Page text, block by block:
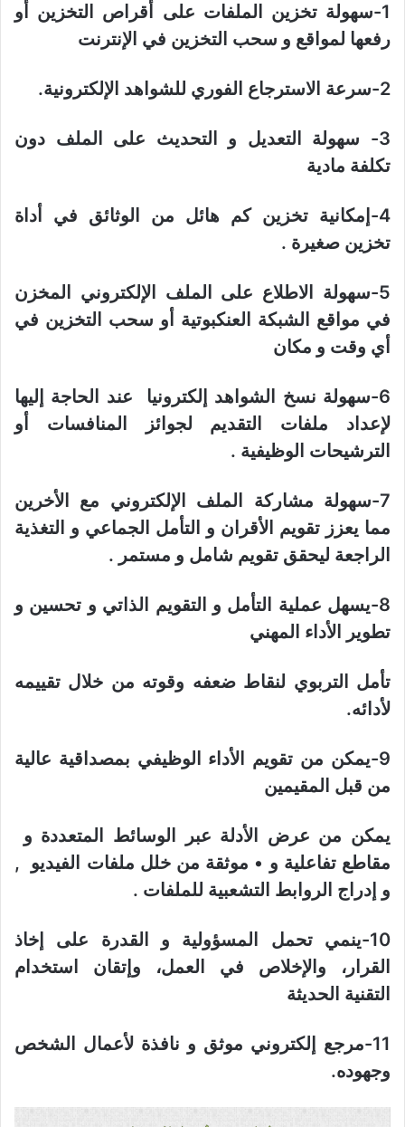
1-سهولة تخزين الملفات على أقراص التخزين أو
رفعها لمواقع و سحب التخزين في الإنترنت
2-سرعة الاسترجاع الفوري للشواهد الإلكترونية.
3- سهولة التعديل و التحديث على الملف دون
تكلفة مادية
4-إمكانية تخزين كم هائل من الوثائق في أداة
تخزين صغيرة .
5-سهولة الاطلاع على الملف الإلكتروني المخزن
في مواقع الشبكة العنكبوتية أو سحب التخزين في
أي وقت و مكان
6-سهولة نسخ الشواهد إلكترونيا عند الحاجة إليها
لإعداد ملفات التقديم لجوائز المنافسات أو
الترشيحات الوظيفية .
7-سهولة مشاركة الملف الإلكتروني مع الأخرين
مما يعزز تقويم الأقران و التأمل الجماعي و التغذية
الراجعة ليحقق تقويم شامل و مستمر .
8-يسهل عملية التأمل و التقويم الذاتي و تحسين و
تطوير الأداء المهني
تأمل التربوي لنقاط ضعفه وقوته من خلال تقييمه
لأدائه.
9-يمكن من تقويم الأداء الوظيفي بمصداقية عالية
من قبل المقيمين
يمكن من عرض الأدلة عبر الوسائط المتعددة و
مقاطع تفاعلية و • موثقة من خلل ملفات الفيديو ,
و إدراج الروابط التشعبية للملفات .
10-ينمي تحمل المسؤولية و القدرة على إخاذ
القرار، والإخلاص في العمل، وإتقان استخدام
التقنية الحديثة
11-مرجع إلكتروني موثق و نافذة لأعمال الشخص
وجهوده.